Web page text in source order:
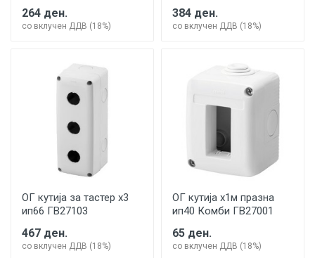
264 ден.
со вклучен ДДВ (18%)
384 ден.
со вклучен ДДВ (18%)
ОГ кутија за тастер х3
ип66 ГВ27103
467 ден.
со вклучен ДДВ (18%)
ОГ кутија х1м празна
ип40 Комби ГВ27001
65 ден.
со вклучен ДДВ (18%)